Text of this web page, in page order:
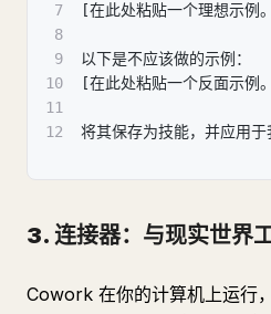
7
[在此处粘贴一个理想示例
8
9
以下是不应该做的示例：
10
[在此处粘贴一个反面示例
11
12
将其保存为技能，并应用于
3. 连接器：与现实世界
Cowork 在你的计算机上运行